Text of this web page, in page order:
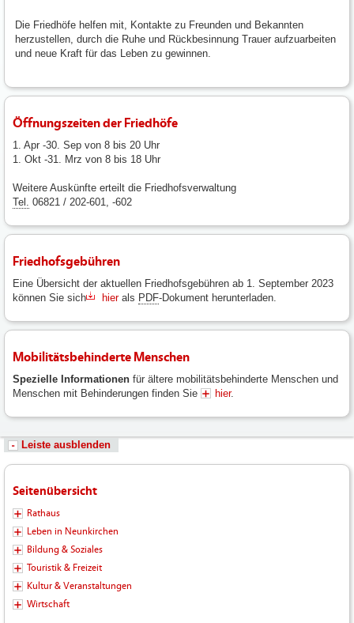
Die Friedhöfe helfen mit, Kontakte zu Freunden und Bekannten
herzustellen, durch die Ruhe und Rückbesinnung Trauer aufzuarbeiten
und neue Kraft für das Leben zu gewinnen.
Öffnungszeiten der Friedhöfe
1. Apr -30. Sep von 8 bis 20 Uhr
1. Okt -31. Mrz von 8 bis 18 Uhr
Weitere Auskünfte erteilt die Friedhofsverwaltung
Tel. 06821 / 202-601, -602
Friedhofsgebühren
Eine Übersicht der aktuellen Friedhofsgebühren ab 1. September 2023
können Sie sich
hierals PDF-Dokument herunterladen.
Mobilitätsbehinderte Menschen
Spezielle Informationen für ältere mobilitätsbehinderte Menschen und
Menschen mit Behinderungen finden Sie
hier.
Leiste ausblenden
Seitenübersicht
Rathaus
Leben in Neunkirchen
Bildung & Soziales
Touristik & Freizeit
Kultur & Veranstaltungen
Wirtschaft